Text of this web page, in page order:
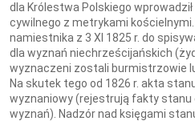
dla Królestwa Polskiego
cywilnego z metrykami
namiestnika z 3 XI 1825 r. do
dla wyznań niechrześcijańskich
wyznaczeni zostali burmistrzowie
Na skutek tego od 1826 r. akta
wyznaniowy (rejestrują fakty stanu
wyznań). Nadzór nad księgami